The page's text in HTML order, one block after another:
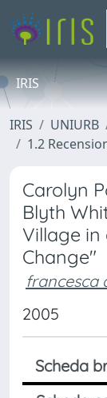
IRIS
IRIS UNIURB
1.2
Carolyn
Blyth
Village in
Change"
francesca
2005
Scheda